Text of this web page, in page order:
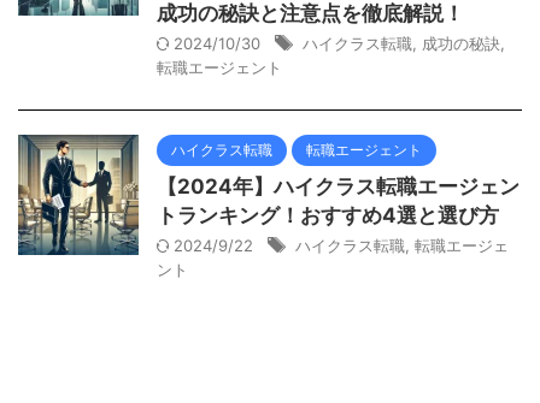
成功の秘訣と注意点を徹底解説！
2024/10/30 ハイクラス転職 成功の秘訣
転職エージェント
ハイクラス転職 転職エージェント
【2024年】ハイクラス転職エージェン
トランキング！おすすめ4選と選び方
2024/9/22 ハイクラス転職 転職エージェ
ント